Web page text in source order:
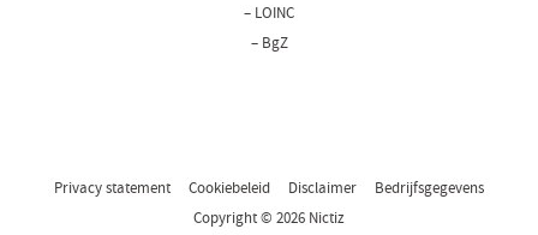
– LOINC
– BgZ
Privacy statement Cookiebeleid Disclaimer
Bedrijfsgegevens
Copyright © 2026 Nictiz